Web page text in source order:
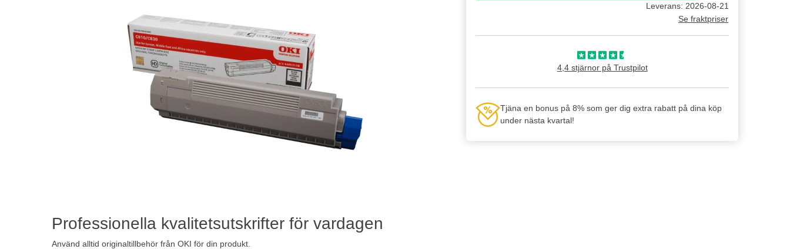
Professionella kvalitetsutskrifter för vardagen
Använd alltid originaltillbehör från OKI för din produkt.
Leverans: 2026-08-21
Se fraktpriser
4,4 stjärnor på Trustpilot
Tjäna en bonus på 8% som ger dig extra rabatt på dina köp
under nästa kvartal!